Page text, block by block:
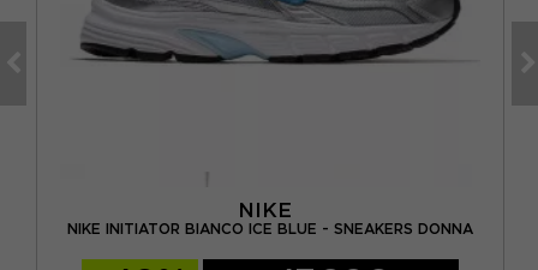
NIKE
NIKE INITIATOR BIANCO ICE BLUE - SNEAKERS DONNA